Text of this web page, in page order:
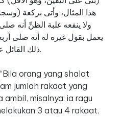
هذا المثال، وأتى بركعة
ولا ينفعه غلبة الظنِّ أنه صلى
يعمل بقول غيره له أنه صلى
ذلك القائل عددَ التواتر.
orang yang shalat
jumlah rakaat yang
ambil, misalnya: ia ragu
3 atau 4 rakaat,